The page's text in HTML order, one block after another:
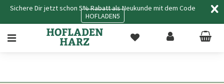
Sichere Dir jetzt schon 5% Rabatt als Neukunde mit dem Code
HOFLADEN5